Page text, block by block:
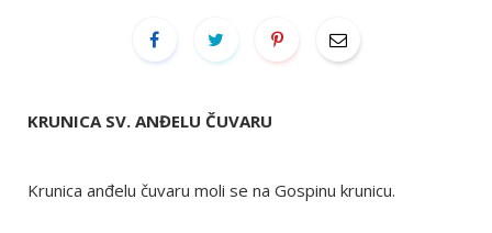
KRUNICA SV. ANĐELU ČUVARU
Krunica anđelu čuvaru moli se na Gospinu krunicu.